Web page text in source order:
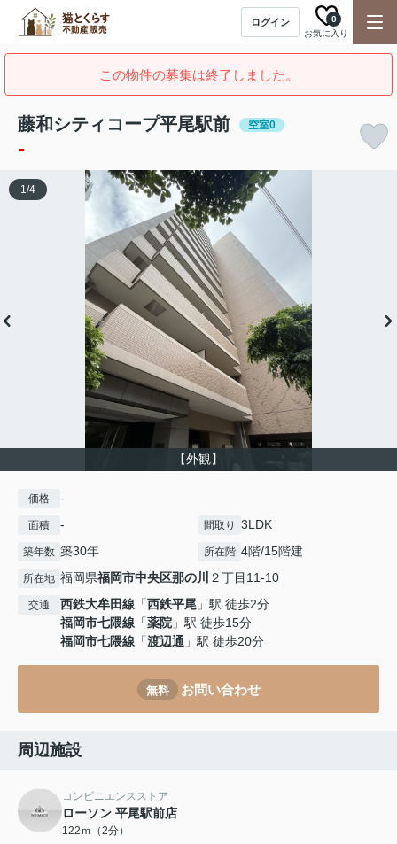
ログイン
お気に入り
0
この物件の募集は終了しました。
藤和シティコープ平尾駅前 空室0
-
【外観】
1/4
価格 -
面積 - 間取り 3LDK
築年数 築30年 所在階 4階/15階建
所在地 福岡県福岡市中央区那の川 ２丁目11-10
交通 西鉄大牟田線 「西鉄平尾 」駅 徒歩2分
福岡市七隈線 「薬院 」駅 徒歩15分
福岡市七隈線 「渡辺通 」駅 徒歩20分
無料 お問い合わせ
周辺施設
コンビニエンスストア
ローソン 平尾駅前店
122ｍ（2分）